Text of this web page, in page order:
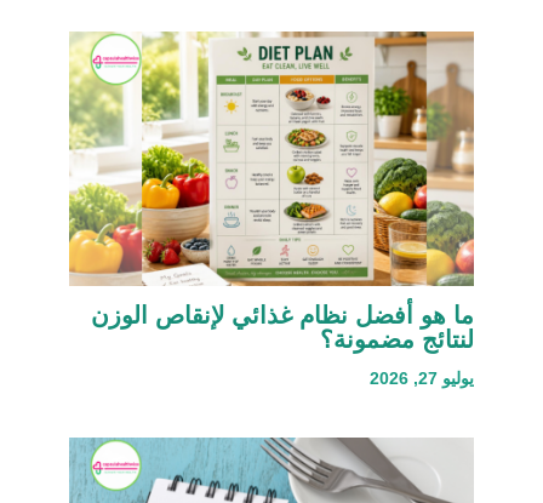
ما هو أفضل نظام غذائي لإنقاص الوزن
لنتائج مضمونة؟
يوليو 27, 2026